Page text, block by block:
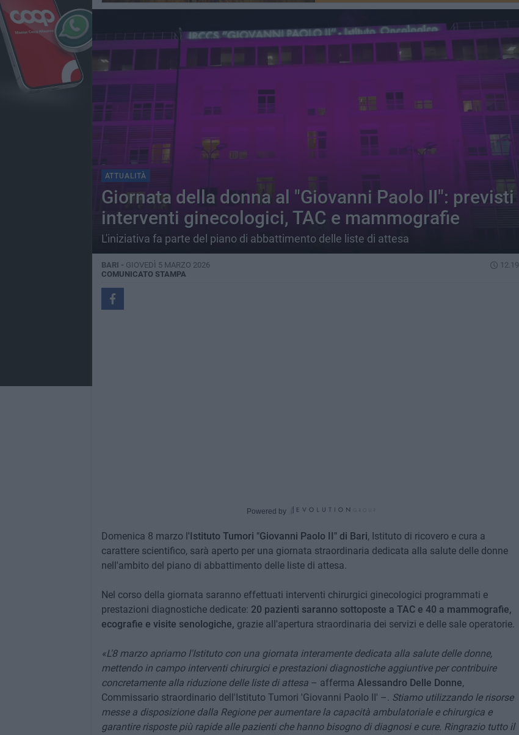
ATTUALITÀ
Giornata della donna al "Giovanni Paolo II": previsti
interventi ginecologici, TAC e mammografie
L'iniziativa fa parte del piano di abbattimento delle liste di attesa
BARI - GIOVEDÌ 5 MARZO 2026
12.19
COMUNICATO STAMPA
Powered by
Domenica 8 marzo l'Istituto Tumori "Giovanni Paolo II" di Bari, Istituto di ricovero e cura a
carattere scientifico, sarà aperto per una giornata straordinaria dedicata alla salute delle donne
nell'ambito del piano di abbattimento delle liste di attesa.
Nel corso della giornata saranno effettuati interventi chirurgici ginecologici programmati e
prestazioni diagnostiche dedicate: 20 pazienti saranno sottoposte a TAC e 40 a mammografie,
ecografie e visite senologiche, grazie all'apertura straordinaria dei servizi e delle sale operatorie.
«L'8 marzo apriamo l'Istituto con una giornata interamente dedicata alla salute delle donne,
mettendo in campo interventi chirurgici e prestazioni diagnostiche aggiuntive per contribuire
concretamente alla riduzione delle liste di attesa– afferma Alessandro Delle Donne,
Commissario straordinario dell'Istituto Tumori 'Giovanni Paolo II' –. Stiamo utilizzando le risorse
messe a disposizione dalla Regione per aumentare la capacità ambulatoriale e chirurgica e
garantire risposte più rapide alle pazienti che hanno bisogno di diagnosi e cure. Ringrazio tutto il